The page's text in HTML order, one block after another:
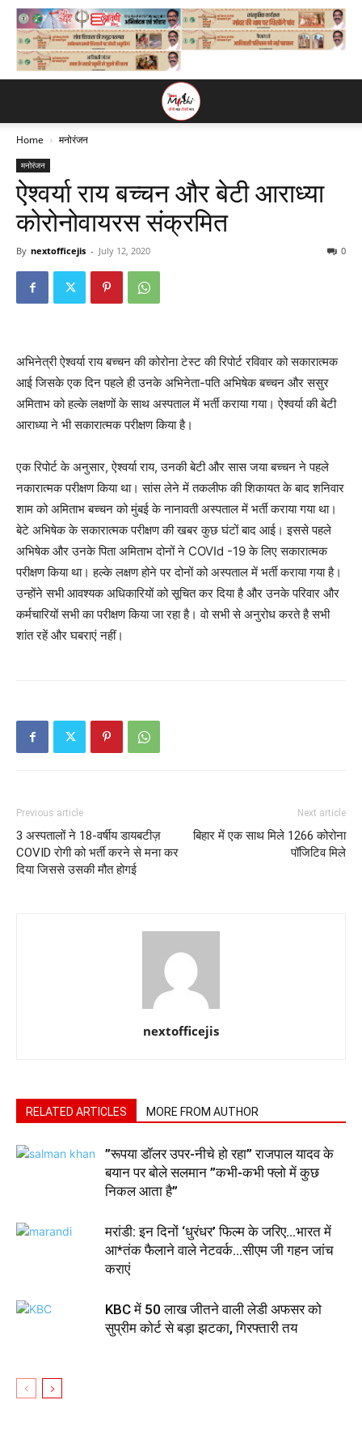
Home मनोरंजन
मनोरंजन
ऐश्वर्या राय बच्चन और बेटी आराध्या
कोरोनोवायरस संक्रमित
By nextofficejis - July 12, 2020 0
अभिनेत्री ऐश्वर्या राय बच्चन की कोरोना टेस्ट की रिपोर्ट रविवार को सकारात्मक
आई जिसके एक दिन पहले ही उनके अभिनेता-पति अभिषेक बच्चन और ससुर
अमिताभ को हल्के लक्षणों के साथ अस्पताल में भर्ती कराया गया। ऐश्वर्या की बेटी
आराध्या ने भी सकारात्मक परीक्षण किया है।
एक रिपोर्ट के अनुसार, ऐश्वर्या राय, उनकी बेटी और सास जया बच्चन ने पहले
नकारात्मक परीक्षण किया था। सांस लेने में तकलीफ की शिकायत के बाद शनिवार
शाम को अमिताभ बच्चन को मुंबई के नानावती अस्पताल में भर्ती कराया गया था।
बेटे अभिषेक के सकारात्मक परीक्षण की खबर कुछ घंटों बाद आई। इससे पहले
अभिषेक और उनके पिता अमिताभ दोनों ने COVId -19 के लिए सकारात्मक
परीक्षण किया था। हल्के लक्षण होने पर दोनों को अस्पताल में भर्ती कराया गया है।
उन्होंने सभी आवश्यक अधिकारियों को सूचित कर दिया है और उनके परिवार और
कर्मचारियों सभी का परीक्षण किया जा रहा है। वो सभी से अनुरोध करते है सभी
शांत रहें और घबराएं नहीं।
Previous article
3 अस्पतालों ने 18-वर्षीय डायबटीज़
COVID रोगी को भर्ती करने से मना कर
दिया जिससे उसकी मौत होगई
Next article
बिहार में एक साथ मिले 1266 कोरोना
पॉजिटिव मिले
nextofficejis
RELATED ARTICLES MORE FROM AUTHOR
”रूपया डॉलर उपर-नीचे हो रहा” राजपाल यादव के
बयान पर बोले सलमान ”कभी-कभी फ्लो में कुछ
निकल आता है”
मरांडी: इन दिनों ‘धुरंधर’ फिल्म के जरिए…भारत में
आ*तंक फैलाने वाले नेटवर्क…सीएम जी गहन जांच
कराएं
KBC में 50 लाख जीतने वाली लेडी अफसर को
सुप्रीम कोर्ट से बड़ा झटका, गिरफ्तारी तय